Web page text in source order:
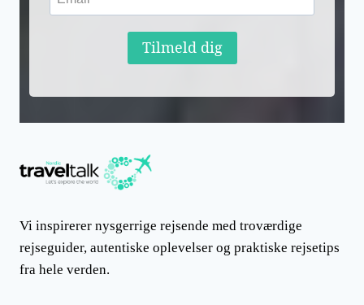
Tilmeld dig
Vi inspirerer nysgerrige rejsende med troværdige
rejseguider, autentiske oplevelser og praktiske rejsetips
fra hele verden.